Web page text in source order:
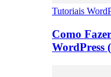
Tutoriais
Como
WordPress